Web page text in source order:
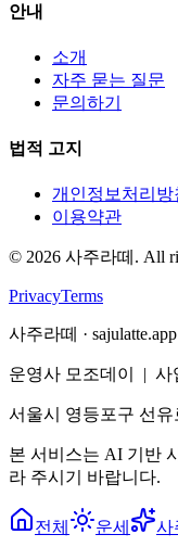
안내
소개
자주 묻는 질문
문의하기
법적 고지
개인정보처리방
이용약관
© 2026 사주라떼. All
PrivacyTerms
사주라떼 · sajulatte.app
운영사 모조데이 | 사
서울시 영등포구 선유
본 서비스는 AI 기반
라 주시기 바랍니다.
전체 운세 사